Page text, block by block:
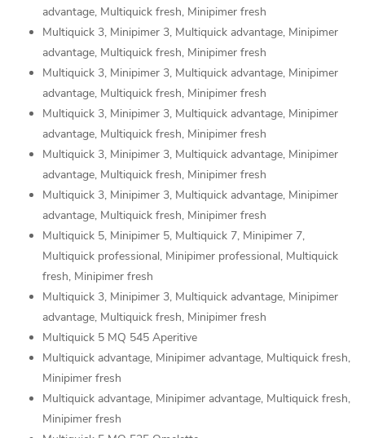
advantage, Multiquick fresh, Minipimer fresh
Multiquick 3, Minipimer 3, Multiquick advantage, Minipimer
advantage, Multiquick fresh, Minipimer fresh
Multiquick 3, Minipimer 3, Multiquick advantage, Minipimer
advantage, Multiquick fresh, Minipimer fresh
Multiquick 3, Minipimer 3, Multiquick advantage, Minipimer
advantage, Multiquick fresh, Minipimer fresh
Multiquick 3, Minipimer 3, Multiquick advantage, Minipimer
advantage, Multiquick fresh, Minipimer fresh
Multiquick 3, Minipimer 3, Multiquick advantage, Minipimer
advantage, Multiquick fresh, Minipimer fresh
Multiquick 5, Minipimer 5, Multiquick 7, Minipimer 7,
Multiquick professional, Minipimer professional, Multiquick
fresh, Minipimer fresh
Multiquick 3, Minipimer 3, Multiquick advantage, Minipimer
advantage, Multiquick fresh, Minipimer fresh
Multiquick 5 MQ 545 Aperitive
Multiquick advantage, Minipimer advantage, Multiquick fresh,
Minipimer fresh
Multiquick advantage, Minipimer advantage, Multiquick fresh,
Minipimer fresh